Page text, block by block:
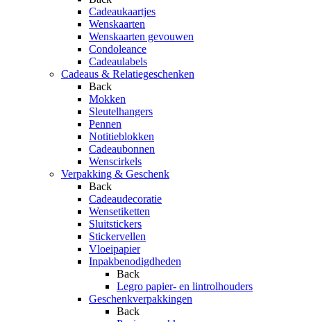
Cadeaukaartjes
Wenskaarten
Wenskaarten gevouwen
Condoleance
Cadeaulabels
Cadeaus & Relatiegeschenken
Back
Mokken
Sleutelhangers
Pennen
Notitieblokken
Cadeaubonnen
Wenscirkels
Verpakking & Geschenk
Back
Cadeaudecoratie
Wensetiketten
Sluitstickers
Stickervellen
Vloeipapier
Inpakbenodigdheden
Back
Legro papier- en lintrolhouders
Geschenkverpakkingen
Back